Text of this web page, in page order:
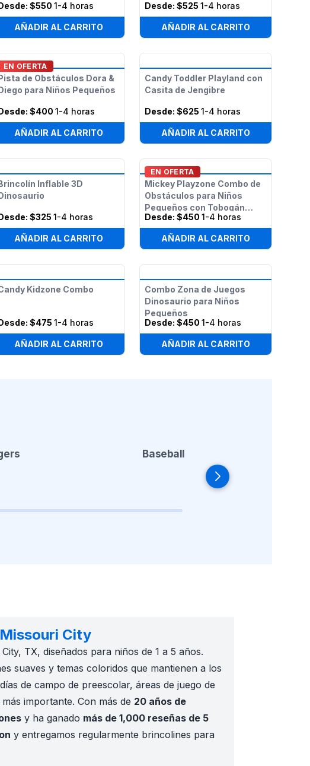
$550 1-4 horas
AÑADIR AL CARRITO
Desde: $525 1-4 horas
AÑADIR AL CARRITO
EN OFERTA
de Obstáculos Dora &
para Niños Pequeños
$400 1-4 horas
AÑADIR AL CARRITO
Candy Toddler Playland con
Casita de Jengibre
Desde: $625 1-4 horas
AÑADIR AL CARRITO
Inflable 3D
$325 1-4 horas
AÑADIR AL CARRITO
EN OFERTA
Mickey Playzone Combo de
Obstáculos para Niños
Pequeños con Tobogán
(Húmedo/Seco)
Desde: $450 1-4 horas
AÑADIR AL CARRITO
Kidzone Combo
$475 1-4 horas
AÑADIR AL CARRITO
Combo Zona de Juegos
Dinosaurio para Niños
Pequeños
Desde: $450 1-4 horas
AÑADIR AL CARRITO
Baseball
City
TX, diseñados para niños de 1 a 5 años.
suaves y temas coloridos que mantienen a los
de campo de preescolar, áreas de juego de
importante. Con más de 20 años de
y ha ganado más de 1,000 reseñas de 5
y entregamos regularmente brincolines para